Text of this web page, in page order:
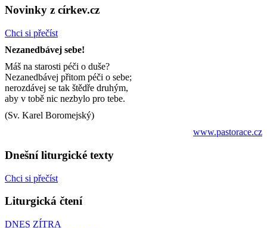
Novinky z církev.cz
Chci si přečíst
Nezanedbávej sebe!
Máš na starosti péči o duše?
Nezanedbávej přitom péči o sebe;
nerozdávej se tak štědře druhým,
aby v tobě nic nezbylo pro tebe.
(Sv. Karel Boromejský)
www.pastorace.cz
Dnešní liturgické texty
Chci si přečíst
Liturgická čtení
DNES ZÍTRA